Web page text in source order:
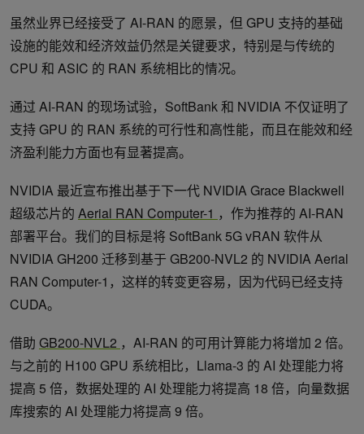
虽然业界已经接受了 AI-RAN 的愿景，但 GPU 支持的基础
设施的能效和经济效益仍然是关键要求，特别是与传统的
CPU 和 ASIC 的 RAN 系统相比的情况。
通过 AI-RAN 的现场试验，SoftBank 和 NVIDIA 不仅证明了
支持 GPU 的 RAN 系统的可行性和高性能，而且在能效和经
济盈利能力方面也有显著提高。
NVIDIA 最近宣布推出基于下一代 NVIDIA Grace Blackwell
超级芯片的 Aerial RAN Computer-1 ，作为推荐的 AI-RAN
部署平台。我们的目标是将 SoftBank 5G vRAN 软件从
NVIDIA GH200 迁移到基于 GB200-NVL2 的 NVIDIA Aerial
RAN Computer-1，这样的转变更容易，因为代码已经支持
CUDA。
借助 GB200-NVL2 ，AI-RAN 的可用计算能力将增加 2 倍。
与之前的 H100 GPU 系统相比，Llama-3 的 AI 处理能力将
提高 5 倍，数据处理的 AI 处理能力将提高 18 倍，向量数据
库搜索的 AI 处理能力将提高 9 倍。